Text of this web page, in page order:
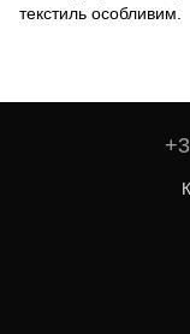
текстиль особливим.